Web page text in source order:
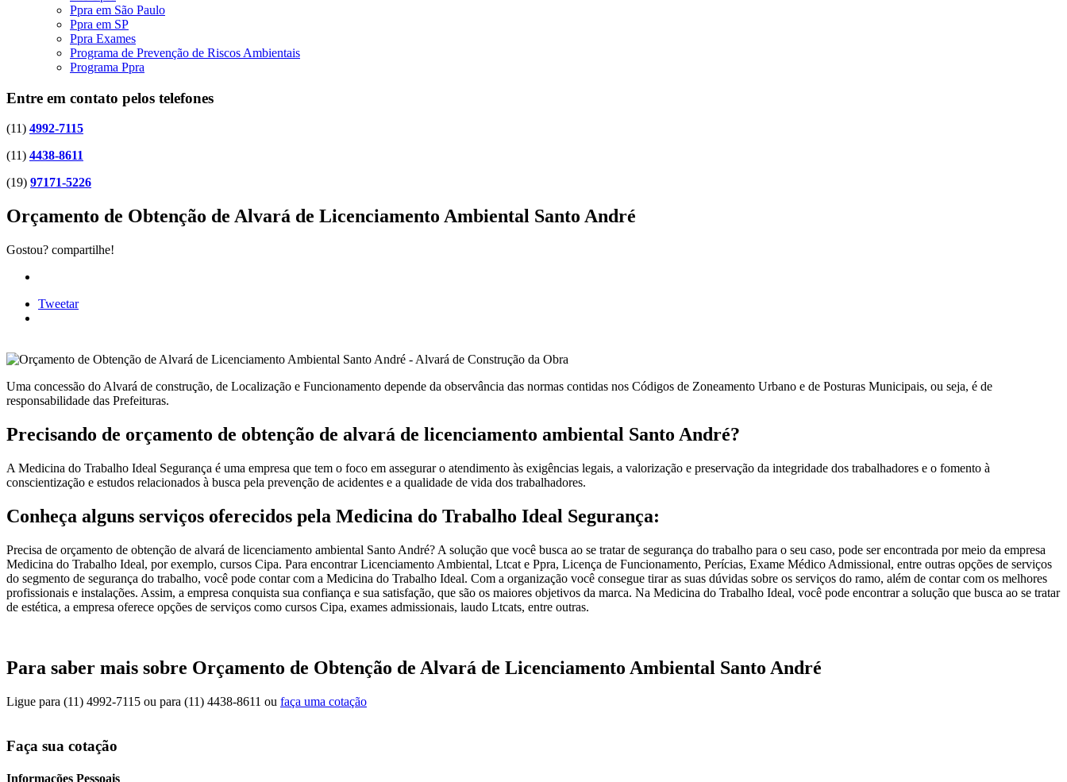
Ppra em São Paulo
Ppra em SP
Ppra Exames
Programa de Prevenção de Riscos Ambientais
Programa Ppra
Entre em contato pelos telefones
(11) 4992-7115
(11) 4438-8611
(19) 97171-5226
Orçamento de Obtenção de Alvará de Licenciamento Ambiental Santo André
Gostou? compartilhe!
Tweetar
Uma concessão do Alvará de construção, de Localização e Funcionamento depende da observância das normas contidas nos Códigos de Zoneamento Urbano e de Posturas Municipais, ou seja, é de
responsabilidade das Prefeituras.
Precisando de orçamento de obtenção de alvará de licenciamento ambiental Santo André?
A Medicina do Trabalho Ideal Segurança é uma empresa que tem o foco em assegurar o atendimento às exigências legais, a valorização e preservação da integridade dos trabalhadores e o fomento à
conscientização e estudos relacionados à busca pela prevenção de acidentes e a qualidade de vida dos trabalhadores.
Conheça alguns serviços oferecidos pela Medicina do Trabalho Ideal Segurança:
Precisa de orçamento de obtenção de alvará de licenciamento ambiental Santo André? A solução que você busca ao se tratar de segurança do trabalho para o seu caso, pode ser encontrada por meio da empresa
Medicina do Trabalho Ideal, por exemplo, cursos Cipa. Para encontrar Licenciamento Ambiental, Ltcat e Ppra, Licença de Funcionamento, Perícias, Exame Médico Admissional, entre outras opções de serviços
do segmento de segurança do trabalho, você pode contar com a Medicina do Trabalho Ideal. Com a organização você consegue tirar as suas dúvidas sobre os serviços do ramo, além de contar com os melhores
profissionais e instalações. Assim, a empresa conquista sua confiança e sua satisfação, que são os maiores objetivos da marca. Na Medicina do Trabalho Ideal, você pode encontrar a solução que busca ao se tratar
de estética, a empresa oferece opções de serviços como cursos Cipa, exames admissionais, laudo Ltcats, entre outras.
Para saber mais sobre Orçamento de Obtenção de Alvará de Licenciamento Ambiental Santo André
Ligue para (11) 4992-7115 ou para (11) 4438-8611 ou faça uma cotação
Faça sua cotação
Informações Pessoais